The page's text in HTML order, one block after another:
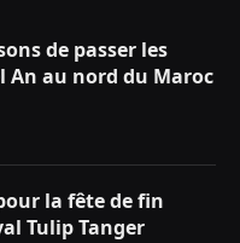
de passer les
An au nord du Maroc
la fête de fin
Tulip Tanger